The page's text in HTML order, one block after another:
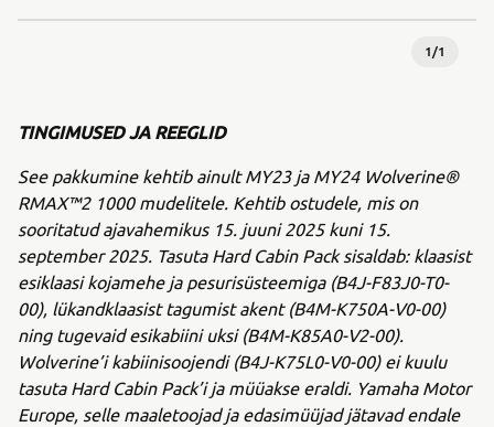
1/1
TINGIMUSED JA REEGLID
See pakkumine kehtib ainult MY23 ja MY24 Wolverine®
RMAX™2 1000 mudelitele. Kehtib ostudele, mis on
sooritatud ajavahemikus 15. juuni 2025 kuni 15.
september 2025. Tasuta Hard Cabin Pack sisaldab: klaasist
esiklaasi kojamehe ja pesurisüsteemiga (B4J-F83J0-T0-
00), lükandklaasist tagumist akent (B4M-K750A-V0-00)
ning tugevaid esikabiini uksi (B4M-K85A0-V2-00).
Wolverine’i kabiinisoojendi (B4J-K75L0-V0-00) ei kuulu
tasuta Hard Cabin Pack’i ja müüakse eraldi. Yamaha Motor
Europe, selle maaletoojad ja edasimüüjad jätavad endale